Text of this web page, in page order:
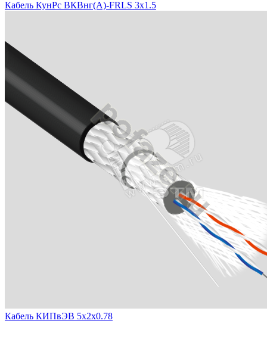
Кабель КунРс ВКВнг(А)-FRLS 3х1.5
Кабель КИПвЭВ 5х2х0.78